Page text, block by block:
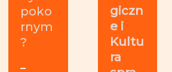
poko
rnym
?
giczn
e i
Kultu
ra